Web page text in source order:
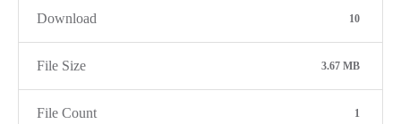
Download 10
File Size 3.67 MB
File Count 1